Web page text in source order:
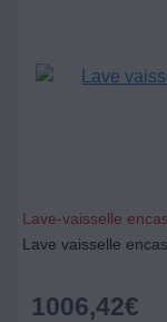
Lave-vaisselle
Lave vaisselle
1006,42€